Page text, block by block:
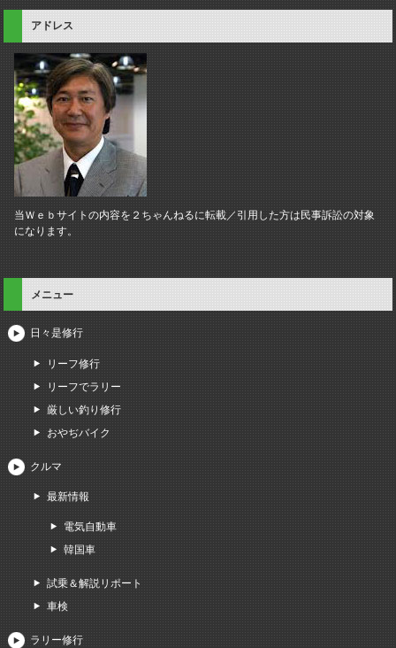
アドレス
当Ｗｅｂサイトの内容を２ちゃんねるに転載／引用した方は民事訴訟の対象
になります。
メニュー
日々是修行
リーフ修行
リーフでラリー
厳しい釣り修行
おやぢバイク
クルマ
最新情報
電気自動車
韓国車
試乗＆解説リポート
車検
ラリー修行